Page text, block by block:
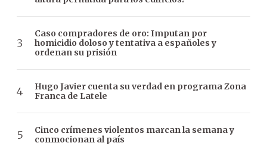
Caso compradores de oro: Imputan por
homicidio doloso y tentativa a españoles y
ordenan su prisión
Hugo Javier cuenta su verdad en programa Zona
Franca de Latele
Cinco crímenes violentos marcan la semana y
conmocionan al país